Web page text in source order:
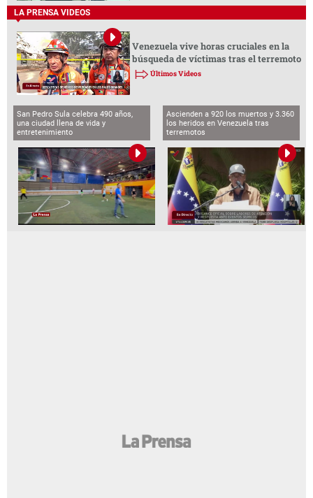
LA PRENSA VIDEOS
Venezuela vive horas cruciales en la
búsqueda de víctimas tras el terremoto
Últimos Videos
San Pedro Sula celebra 490 años,
una ciudad llena de vida y
entretenimiento
Ascienden a 920 los muertos y 3.360
los heridos en Venezuela tras
terremotos